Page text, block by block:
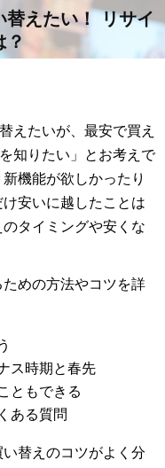
替えたい！ リサイ
？
えたいが、最安で買え
知りたい」とお考えで
機能が欲しかったり
安いに越したことは
タイミングや安くな
めの方法やコツを詳
ス時期と春先
ともできる
ある質問
替えのコツがよく分